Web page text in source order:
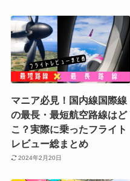
マニア必見！国内線国際線
の最長・最短航空路線はど
こ？実際に乗ったフライト
レビュー総まとめ
2024年2月20日